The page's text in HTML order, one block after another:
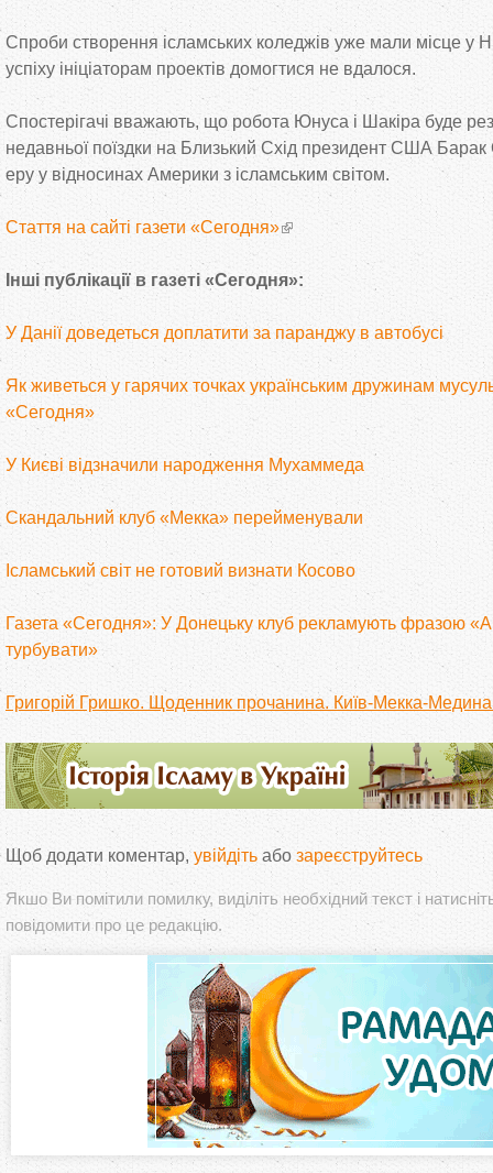
Спроби створення ісламських коледжів уже мали місце у
успіху ініціаторам проектів домогтися не вдалося.
Спостерігачі вважають, що робота Юнуса і Шакіра буде
недавньої поїздки на Близький Схід президент США
еру у відносинах Америки з ісламським світом.
Стаття на сайті газети «Сегодня»
Інші публікації в газеті «Сегодня»:
У Данії доведеться доплатити за паранджу в автобусі
Як живеться у гарячих точках українським дружинам
«Сегодня»
У Києві відзначили народження Мухаммеда
Скандальний клуб «Мекка» перейменували
Ісламський світ не готовий визнати Косово
Газета «Сегодня»: У Донецьку клуб рекламують фразою
турбувати»
Григорій Гришко. Щоденник прочанина. Київ-Мекка-
Щоб додати коментар,увійдіть або зареєструйтесь
Якшо Ви помітили помилку, виділіть необхідний текст і
повідомити про це редакцію.